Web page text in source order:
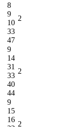
8
9
10
33
47
2
9
14
31
33
40
44
2
9
15
16
2